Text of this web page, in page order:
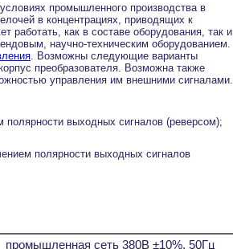
промышленного производства в
в концентрациях, приводящих к
работать, как в составе оборудования, так и
научно-техническим оборудованием.
. Возможны следующие варианты
преобразователя. Возможна также
управления им внешними сигналами.
полярности выходных сигналов (реверсом);
полярности выходных сигналов
промышленная сеть 380В ±10%, 50Гц